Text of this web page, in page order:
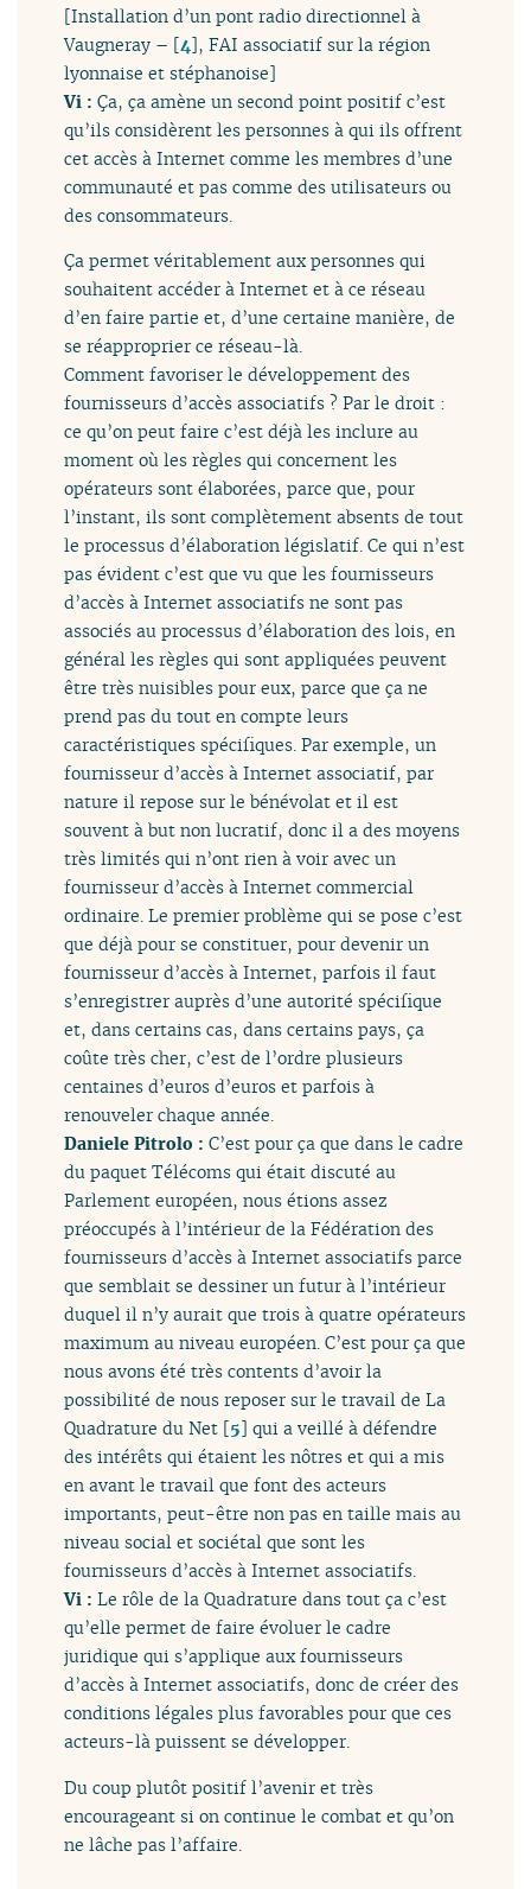
[Installation d’un pont radio directionnel à
Vaugneray – [4], FAI associatif sur la région
lyonnaise et stéphanoise]
Vi :Ça, ça amène un second point positif c’est
qu’ils considèrent les personnes à qui ils offrent
cet accès à Internet comme les membres d’une
communauté et pas comme des utilisateurs ou
des consommateurs.
Ça permet véritablement aux personnes qui
souhaitent accéder à Internet et à ce réseau
d’en faire partie et, d’une certaine manière, de
se réapproprier ce réseau-là.
Comment favoriser le développement des
fournisseurs d’accès associatifs ? Par le droit :
ce qu’on peut faire c’est déjà les inclure au
moment où les règles qui concernent les
opérateurs sont élaborées, parce que, pour
l’instant, ils sont complètement absents de tout
le processus d’élaboration législatif. Ce qui n’est
pas évident c’est que vu que les fournisseurs
d’accès à Internet associatifs ne sont pas
associés au processus d’élaboration des lois, en
général les règles qui sont appliquées peuvent
être très nuisibles pour eux, parce que ça ne
prend pas du tout en compte leurs
caractéristiques spécifiques. Par exemple, un
fournisseur d’accès à Internet associatif, par
nature il repose sur le bénévolat et il est
souvent à but non lucratif, donc il a des moyens
très limités qui n’ont rien à voir avec un
fournisseur d’accès à Internet commercial
ordinaire. Le premier problème qui se pose c’est
que déjà pour se constituer, pour devenir un
fournisseur d’accès à Internet, parfois il faut
s’enregistrer auprès d’une autorité spécifique
et, dans certains cas, dans certains pays, ça
coûte très cher, c’est de l’ordre plusieurs
centaines d’euros d’euros et parfois à
renouveler chaque année.
Daniele Pitrolo :C’est pour ça que dans le cadre
du paquet Télécoms qui était discuté au
Parlement européen, nous étions assez
préoccupés à l’intérieur de la Fédération des
fournisseurs d’accès à Internet associatifs parce
que semblait se dessiner un futur à l’intérieur
duquel il n’y aurait que trois à quatre opérateurs
maximum au niveau européen. C’est pour ça que
nous avons été très contents d’avoir la
possibilité de nous reposer sur le travail de La
Quadrature du Net [5] qui a veillé à défendre
des intérêts qui étaient les nôtres et qui a mis
en avant le travail que font des acteurs
importants, peut-être non pas en taille mais au
niveau social et sociétal que sont les
fournisseurs d’accès à Internet associatifs.
Vi :Le rôle de la Quadrature dans tout ça c’est
qu’elle permet de faire évoluer le cadre
juridique qui s’applique aux fournisseurs
d’accès à Internet associatifs, donc de créer des
conditions légales plus favorables pour que ces
acteurs-là puissent se développer.
Du coup plutôt positif l’avenir et très
encourageant si on continue le combat et qu’on
ne lâche pas l’affaire.